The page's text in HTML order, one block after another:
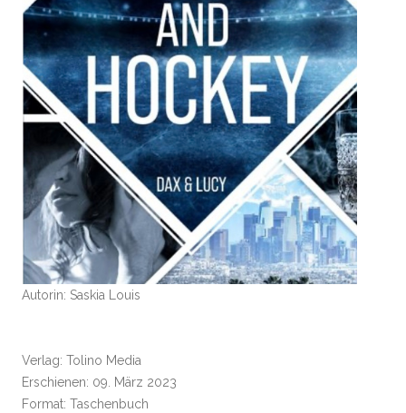
Autorin: Saskia Louis
Verlag: Tolino Media
Erschienen: 09. März 2023
Format: Taschenbuch